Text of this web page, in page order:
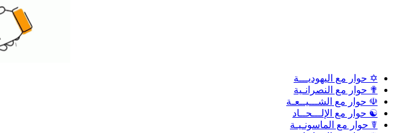
✡ حوار مع اليهوديـــة
✟ حوار مع النصرانـية
☫ حوار مع الشـــيــعـة
☯ حوار مع الإلـــحــاد
☤ حوار مع الماسونـيـة